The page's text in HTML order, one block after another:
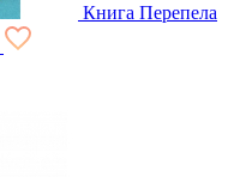
Книга Перепела